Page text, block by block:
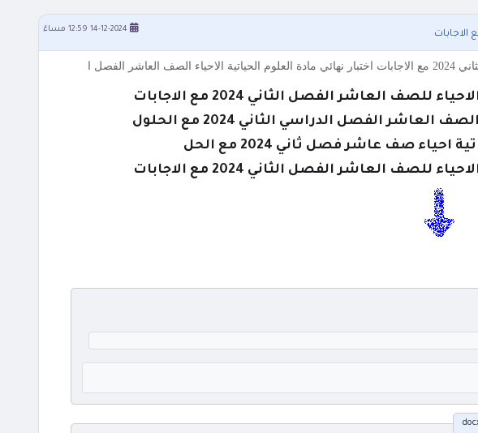
14-12-2024 12:59 مساءً
الفصل الدراسي الثاني 2024 مع الحلول